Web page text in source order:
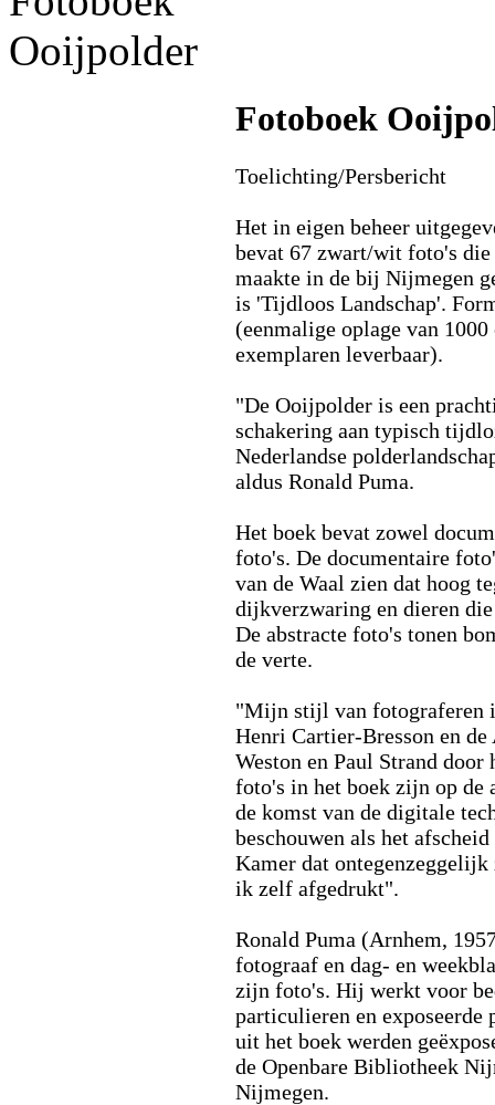
Fotoboek
Toelichting/Persbericht
Het in eigen beheer
bevat 67 zwart/wit foto's
maakte in de bij Nijmegen
is 'Tijdloos Landschap'.
(eenmalige oplage van
exemplaren leverbaar).
"De Ooijpolder is een
schakering aan typisch
Nederlandse
aldus Ronald Puma.
Het boek bevat zowel
foto's. De documentaire
van de Waal zien dat hoog
dijkverzwaring en dieren
De abstracte foto's tonen
de verte.
"Mijn stijl van fotograferen
Henri Cartier-Bresson en
Weston en Paul Strand
foto's in het boek zijn op de
de komst van de digitale
beschouwen als het
Kamer dat
ik zelf afgedrukt".
Ronald Puma (Arnhem,
fotograaf en dag- en
zijn foto's. Hij werkt voor
particulieren en
uit het boek werden
de Openbare Bibliotheek
Nijmegen.